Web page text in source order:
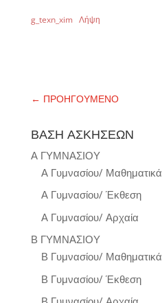
g_texn_xim Λήψη
← ΠΡΟΗΓΟΥΜΕΝΟ
ΒΑΣΗ ΑΣΚΗΣΕΩΝ
Α ΓΥΜΝΑΣΙΟΥ
Α Γυμνασίου/ Μαθηματικά
Α Γυμνασίου/ Έκθεση
Α Γυμνασίου/ Αρχαία
Β ΓΥΜΝΑΣΙΟΥ
Β Γυμνασίου/ Μαθηματικά
Β Γυμνασίου/ Έκθεση